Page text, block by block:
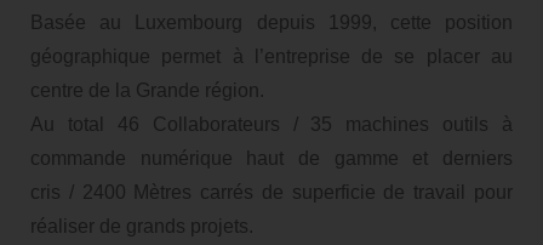
Basée au Luxembourg depuis 1999, cette position
géographique permet à l’entreprise de se placer au
centre de la Grande région.
Au total 46 Collaborateurs / 35 machines outils à
commande numérique haut de gamme et derniers
cris / 2400 Mètres carrés de superficie de travail pour
réaliser de grands projets.